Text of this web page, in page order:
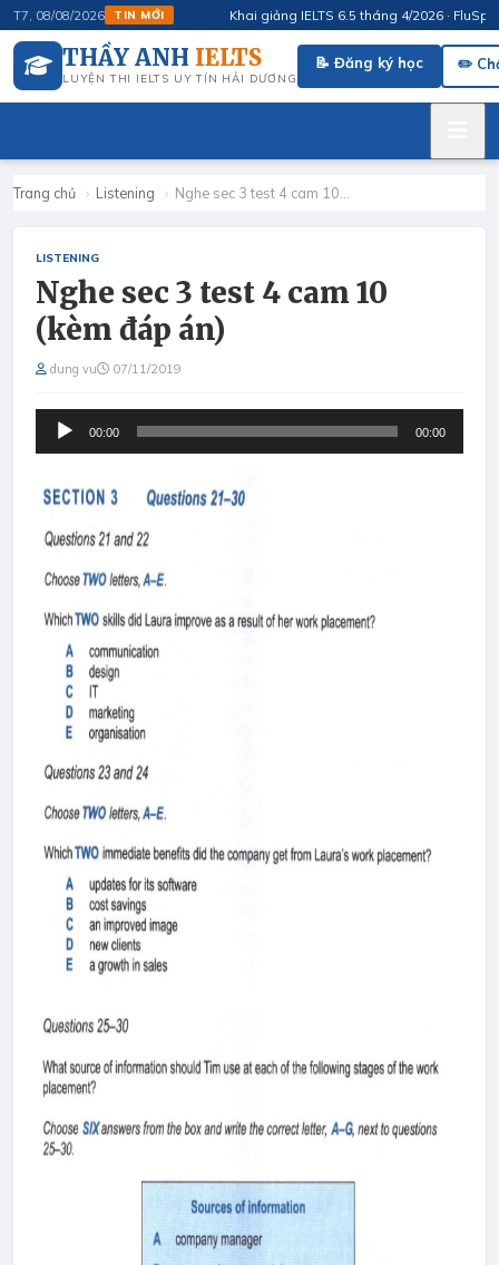
T7, 08/08/2026 TIN MỚI Khai giảng IELTS 6.5 tháng 4/2026 ·
THẦY ANH IELTS
LUYỆN THI IELTS UY TÍN HẢI DƯƠNG
📝 Đăng ký học ✏️
Trang chủ › Listening › Nghe sec 3 test 4 cam 10…
LISTENING
Nghe sec 3 test 4 cam 10
(kèm đáp án)
dung vu 07/11/2019
Audio
Player
00:00 00:00